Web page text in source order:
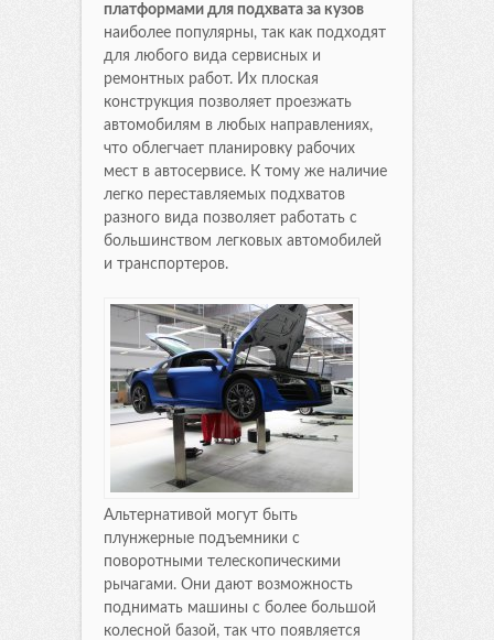
платформами для подхвата за кузов
наиболее популярны, так как подходят
для любого вида сервисных и
ремонтных работ. Их плоская
конструкция позволяет проезжать
автомобилям в любых направлениях,
что облегчает планировку рабочих
мест в автосервисе. К тому же наличие
легко переставляемых подхватов
разного вида позволяет работать с
большинством легковых автомобилей
и транспортеров.
Альтернативой могут быть
плунжерные подъемники с
поворотными телескопическими
рычагами. Они дают возможность
поднимать машины с более большой
колесной базой, так что появляется